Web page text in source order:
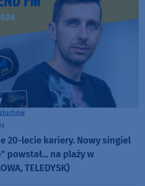
20-lecie kariery. Nowy singiel
powstał... na plaży w
TELEDYSK)